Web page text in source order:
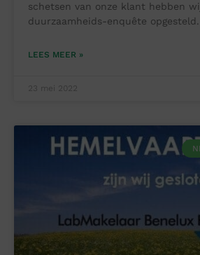
schetsen van onze klant hebben
duurzaamheids-enquête opgesteld.
LEES MEER »
23 mei 2022